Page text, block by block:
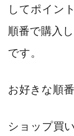
してポイン
順番で購入
です。
お好きな順
ショップ買